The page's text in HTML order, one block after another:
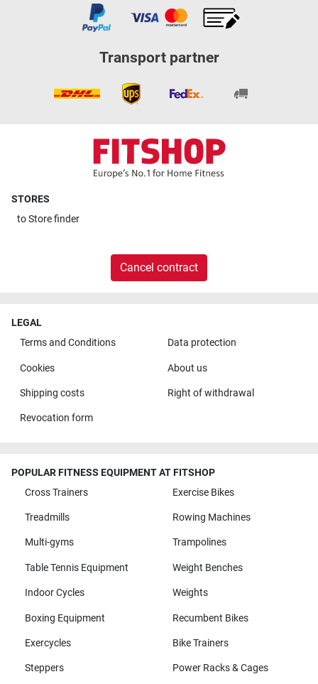
Transport partner
STORES
toStore finder
Cancel contract
LEGAL
Terms and Conditions
Data protection
Cookies About us
Shipping costs Right of withdrawal
Revocation form
POPULAR FITNESS EQUIPMENT AT FITSHOP
Cross Trainers
Exercise Bikes
Treadmills Rowing Machines
Multi-gyms Trampolines
Table Tennis Equipment Weight Benches
Indoor Cycles Weights
Boxing Equipment Recumbent Bikes
Exercycles Bike Trainers
Steppers Power Racks & Cages